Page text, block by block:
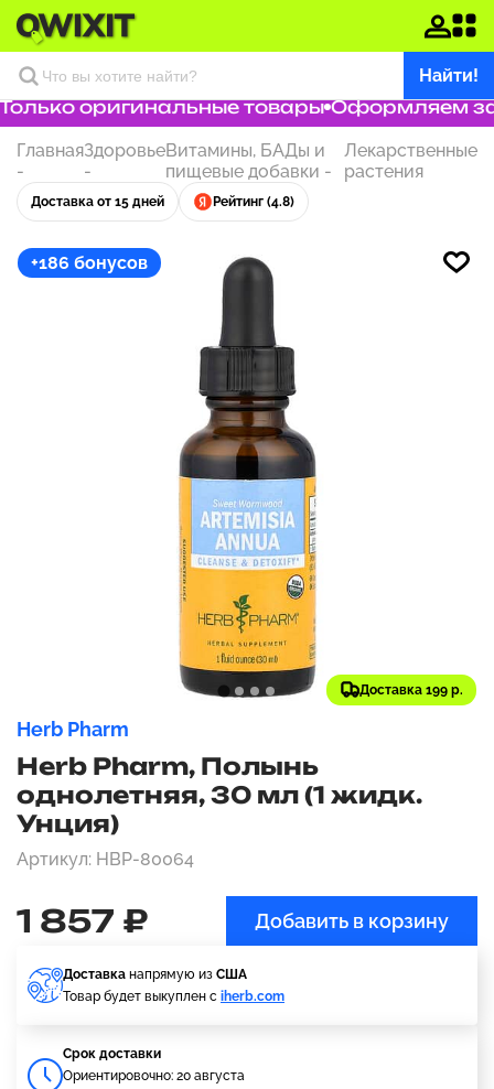
Найти!
оригинальные товары Оформляем
Главная
-
Здоровье
-
Витамины, БАДы и
пищевые добавки -
Лекарственные
растения
Доставка от 15 дней Рейтинг (4.8)
+186 бонусов
Доставка 199 р.
Herb Pharm
Herb Pharm, Полынь
однолетняя, 30 мл (1 жидк.
Унция)
Артикул: HBP-80064
1 857 ₽ Добавить в корзину
Доставка напрямую из США
Товар будет выкуплен с iherb.com
Cрок доставки
Ориентировочно: 20 августа